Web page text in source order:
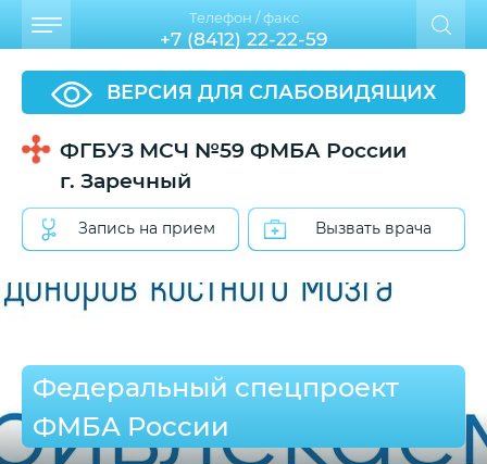
ВЕРСИЯ ДЛЯ СЛАБОВИДЯЩИХ
ФГБУЗ МСЧ №59 ФМБА России
г. Заречный
Запись на прием Вызвать врача
Телефон / факс
+7 (8412) 22-22-59
Федеральный спецпроект
ФМБА России